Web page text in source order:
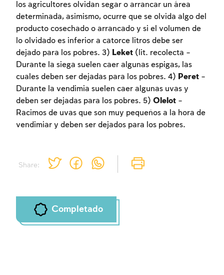
Share:
los agricultores olvidan segar o arrancar un área
determinada, asimismo, ocurre que se olvida algo del
producto cosechado o arrancado y si el volumen de
lo olvidado es inferior a catorce litros debe ser
dejado para los pobres. 3) Leket (lit. recolecta –
Durante la siega suelen caer algunas espigas, las
cuales deben ser dejadas para los pobres. 4) Peret –
Durante la vendimia suelen caer algunas uvas y
deben ser dejadas para los pobres. 5) Olelot –
Racimos de uvas que son muy pequeños a la hora de
vendimiar y deben ser dejados para los pobres.
Completado